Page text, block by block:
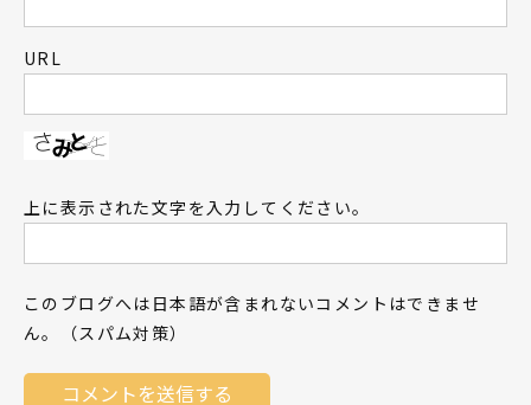
URL
上に表示された文字を入力してください。
このブログへは日本語が含まれないコメントはできませ
ん。（スパム対策）